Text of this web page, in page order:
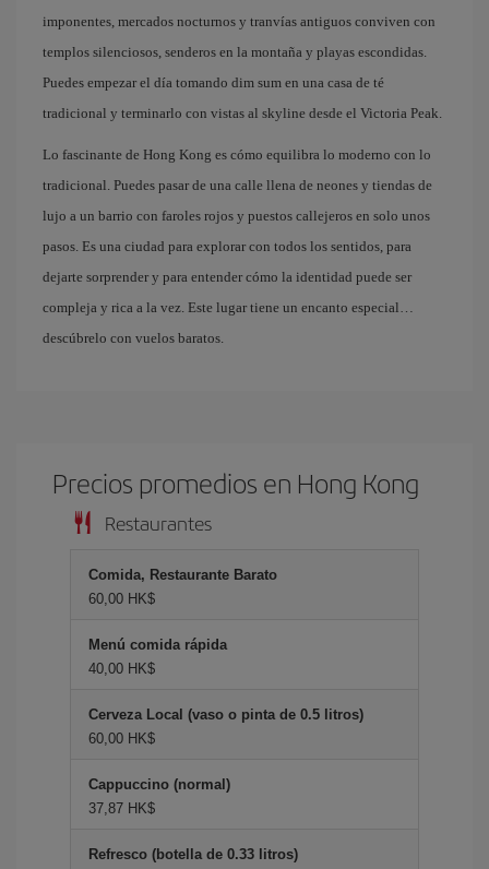
imponentes, mercados nocturnos y tranvías antiguos conviven con
templos silenciosos, senderos en la montaña y playas escondidas.
Puedes empezar el día tomando dim sum en una casa de té
tradicional y terminarlo con vistas al skyline desde el Victoria Peak.
Lo fascinante de Hong Kong es cómo equilibra lo moderno con lo
tradicional. Puedes pasar de una calle llena de neones y tiendas de
lujo a un barrio con faroles rojos y puestos callejeros en solo unos
pasos. Es una ciudad para explorar con todos los sentidos, para
dejarte sorprender y para entender cómo la identidad puede ser
compleja y rica a la vez. Este lugar tiene un encanto especial
descúbrelo con vuelos baratos.
Precios promedios en Hong Kong
Restaurantes
Comida, Restaurante Barato
60,00 HK$
Menú comida rápida
40,00 HK$
Cerveza Local (vaso o pinta de 0.5 litros)
60,00 HK$
Cappuccino (normal)
37,87 HK$
Refresco (botella de 0.33 litros)